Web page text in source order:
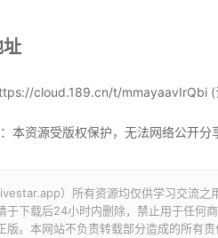
cloud.189.cn/t/mmayaavIrQbi (
：本资源受版权保护，无法网络公开分
）所有资源均仅供学习交流之
于下载后24小时内删除，禁止用于任何
版。本网站不负责转载部分造成的所有